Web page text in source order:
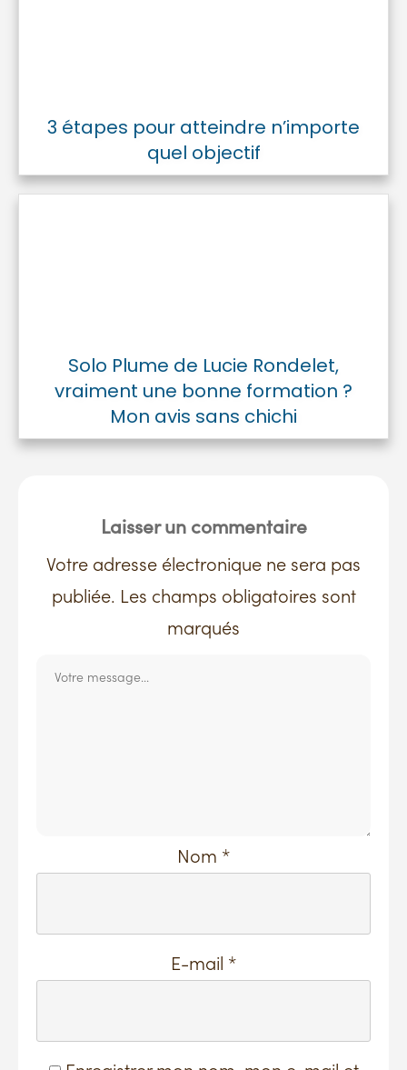
3 étapes pour atteindre n’importe
quel objectif
Solo Plume de Lucie Rondelet,
vraiment une bonne formation ?
Mon avis sans chichi
Laisser un commentaire
Votre adresse électronique ne sera pas
publiée. Les champs obligatoires sont
marqués
Nom *
E-mail *